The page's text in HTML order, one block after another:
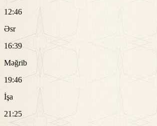
12:46
Əsr
16:39
Məğrib
19:46
İşa
21:25